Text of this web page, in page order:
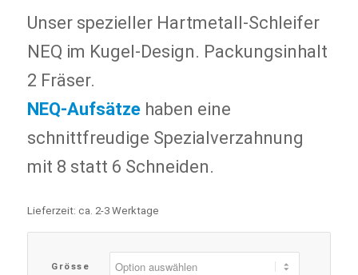
Unser spezieller Hartmetall-Schleifer
NEQ im Kugel-Design. Packungsinhalt
2 Fräser.
NEQ-Aufsätzehaben eine
schnittfreudige Spezialverzahnung
mit 8 statt 6 Schneiden.
Lieferzeit: ca. 2-3 Werktage
Grösse